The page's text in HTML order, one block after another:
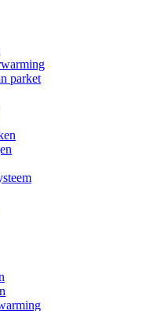
parket